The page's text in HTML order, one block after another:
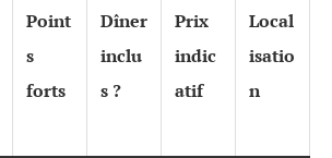
Point
s
forts
Dîner
inclu
s ?
Prix
indic
atif
Local
isatio
n